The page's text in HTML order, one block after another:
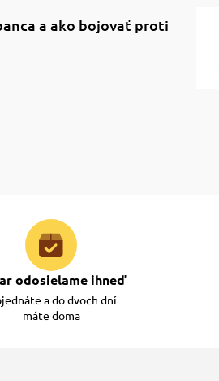
a ako bojovať proti
odosielame ihneď
a do dvoch dní
máte doma